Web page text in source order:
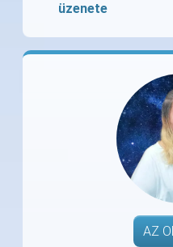
üzenete
AZ